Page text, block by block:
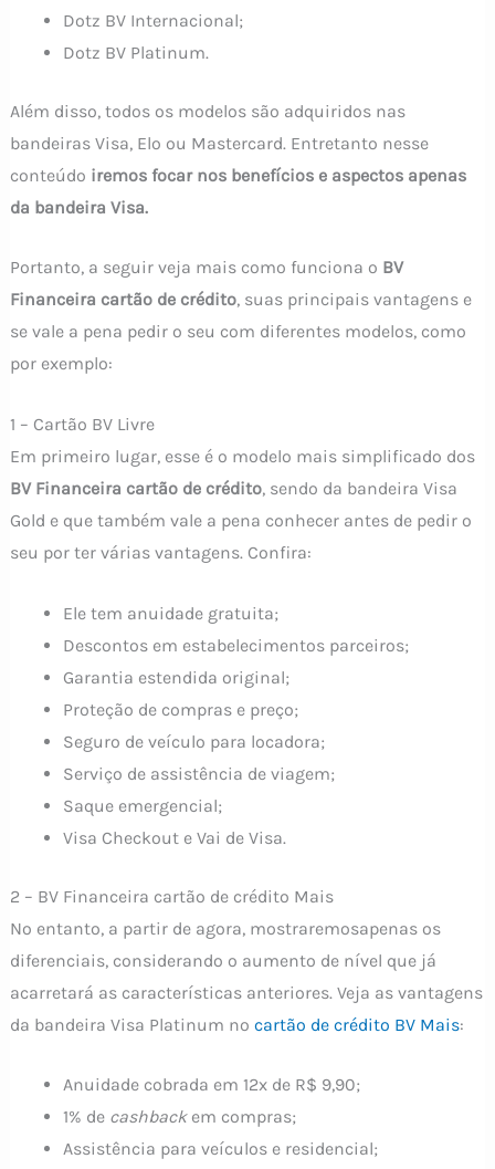
Dotz BV Internacional;
Dotz BV Platinum.
Além disso, todos os modelos são adquiridos nas
bandeiras Visa, Elo ou Mastercard. Entretanto nesse
conteúdo iremos focar nos benefícios e aspectos apenas
da bandeira Visa.
Portanto, a seguir veja mais como funciona o BV
Financeira cartão de crédito, suas principais vantagens e
se vale a pena pedir o seu com diferentes modelos, como
por exemplo:
1 – Cartão BV Livre
Em primeiro lugar, esse é o modelo mais simplificado dos
BV Financeira cartão de crédito, sendo da bandeira Visa
Gold e que também vale a pena conhecer antes de pedir o
seu por ter várias vantagens. Confira:
Ele tem anuidade gratuita;
Descontos em estabelecimentos parceiros;
Garantia estendida original;
Proteção de compras e preço;
Seguro de veículo para locadora;
Serviço de assistência de viagem;
Saque emergencial;
Visa Checkout e Vai de Visa.
2 – BV Financeira cartão de crédito Mais
No entanto, a partir de agora, mostraremosapenas os
diferenciais, considerando o aumento de nível que já
acarretará as características anteriores. Veja as vantagens
da bandeira Visa Platinum no cartão de crédito BV Mais:
Anuidade cobrada em 12x de R$ 9,90;
1% de cashback em compras;
Assistência para veículos e residencial;